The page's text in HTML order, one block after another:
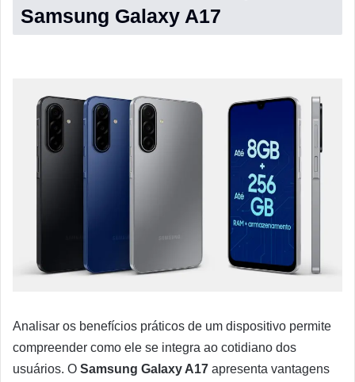
Samsung Galaxy A17
Analisar os benefícios práticos de um dispositivo permite
compreender como ele se integra ao cotidiano dos
usuários. O Samsung Galaxy A17 apresenta vantagens